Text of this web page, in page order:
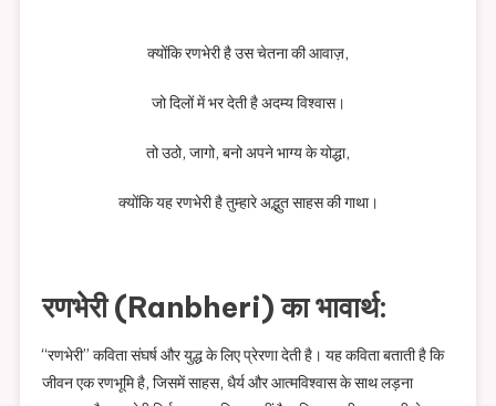
क्योंकि रणभेरी है उस चेतना की आवाज़,
जो दिलों में भर देती है अदम्य विश्वास।
तो उठो, जागो, बनो अपने भाग्य के योद्धा,
क्योंकि यह रणभेरी है तुम्हारे अद्भुत साहस की गाथा।
रणभेरी (Ranbheri) का भावार्थ:
“रणभेरी” कविता संघर्ष और युद्ध के लिए प्रेरणा देती है। यह कविता बताती है कि
जीवन एक रणभूमि है, जिसमें साहस, धैर्य और आत्मविश्वास के साथ लड़ना